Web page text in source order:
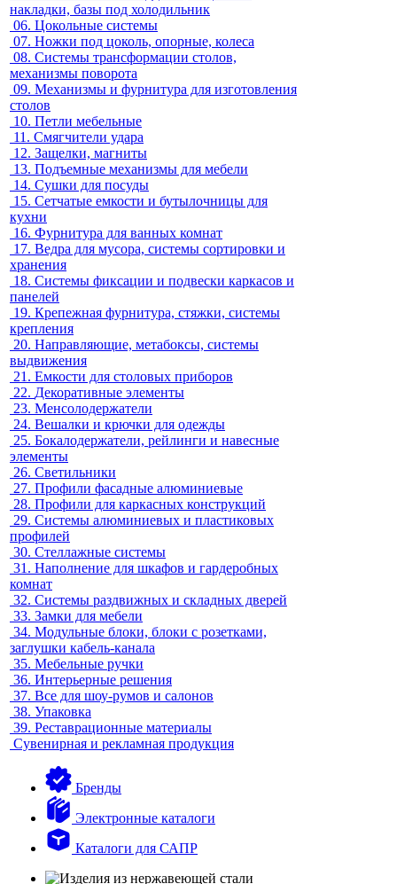
накладки, базы под холодильник
06. Цокольные системы
07. Ножки под цоколь, опорные, колеса
08. Системы трансформации столов,
механизмы поворота
09. Механизмы и фурнитура для изготовления
столов
10. Петли мебельные
11. Смягчители удара
12. Защелки, магниты
13. Подъемные механизмы для мебели
14. Сушки для посуды
15. Сетчатые емкости и бутылочницы для
кухни
16. Фурнитура для ванных комнат
17. Ведра для мусора, системы сортировки и
хранения
18. Системы фиксации и подвески каркасов и
панелей
19. Крепежная фурнитура, стяжки, системы
крепления
20. Направляющие, метабоксы, системы
выдвижения
21. Емкости для столовых приборов
22. Декоративные элементы
23. Менсолодержатели
24. Вешалки и крючки для одежды
25. Бокалодержатели, рейлинги и навесные
элементы
26. Светильники
27. Профили фасадные алюминиевые
28. Профили для каркасных конструкций
29. Системы алюминиевых и пластиковых
профилей
30. Стеллажные системы
31. Наполнение для шкафов и гардеробных
комнат
32. Системы раздвижных и складных дверей
33. Замки для мебели
34. Модульные блоки, блоки с розетками,
заглушки кабель-канала
35. Мебельные ручки
36. Интерьерные решения
37. Все для шоу-румов и салонов
38. Упаковка
39. Реставрационные материалы
Сувенирная и рекламная продукция
Бренды
Электронные каталоги
Каталоги для САПР